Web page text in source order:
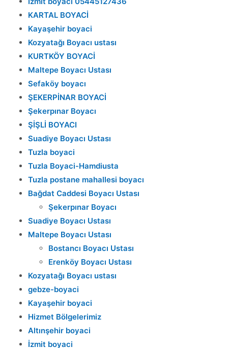
KARTAL BOYACİ
Kayaşehir boyaci
Kozyatağı Boyacı ustası
KURTKÖY BOYACİ
Maltepe Boyacı Ustası
Sefaköy boyacı
ŞEKERPİNAR BOYACİ
Şekerpınar Boyacı
ŞİŞLİ BOYACI
Suadiye Boyacı Ustası
Tuzla boyaci
Tuzla Boyaci-Hamdiusta
Tuzla postane mahallesi boyacı
Bağdat Caddesi Boyacı Ustası
Şekerpınar Boyacı
Suadiye Boyacı Ustası
Maltepe Boyacı Ustası
Bostancı Boyacı Ustası
Erenköy Boyacı Ustası
Kozyatağı Boyacı ustası
gebze-boyaci
Kayaşehir boyaci
Hizmet Bölgelerimiz
Altınşehir boyaci
İzmit boyaci